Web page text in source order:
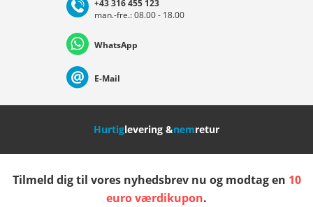
Deutschland Österreich
Nederland Italia (Italiano) Italien (Deutsch)
Slovenija
+43 316 455 123
man.-fre.: 08.00 - 18.00
WhatsApp
E-Mail
Hurtiglevering &nemretur
Tilmeld dig til vores nyhedsbrev nu og modtag en 10
euro værdikupon.